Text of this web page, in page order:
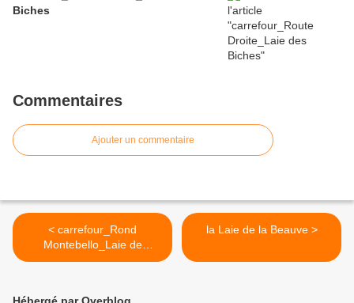
Biches
Commentaires
Ajouter un commentaire
< carrefour_Rond
Montebello_Laie de
Cuvergnon (1)
la Laie de la Beauve >